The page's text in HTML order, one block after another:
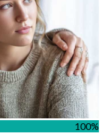
100%